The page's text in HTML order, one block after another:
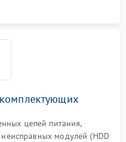
цепей питания,
модулей (HDD